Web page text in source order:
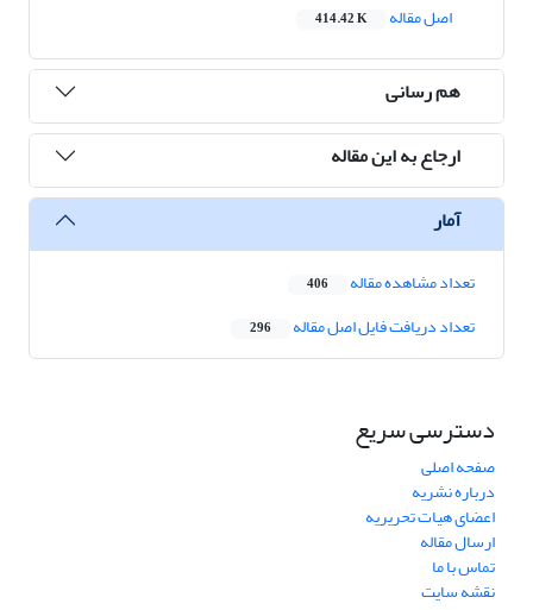
اصل مقاله
414.42 K
هم رسانی
ارجاع به این مقاله
آمار
تعداد مشاهده مقاله 406
تعداد دریافت فایل اصل مقاله 296
دسترسی سریع
صفحه اصلی
درباره نشریه
اعضای هیات تحریریه
ارسال مقاله
تماس با ما
نقشه سایت